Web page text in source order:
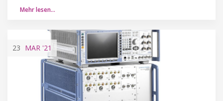
Mehr lesen…
23 MAR '21